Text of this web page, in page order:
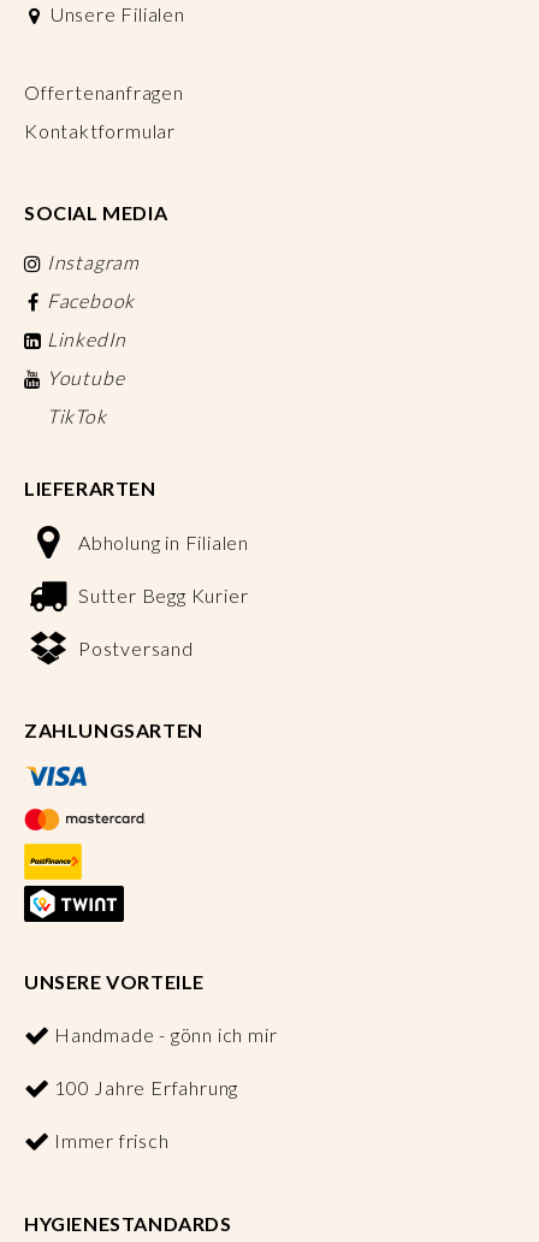
Unsere Filialen
Offertenanfragen
Kontaktformular
SOCIAL MEDIA
Instagram
Facebook
LinkedIn
Youtube
TikTok
LIEFERARTEN
Abholung in Filialen
Sutter Begg Kurier
Postversand
ZAHLUNGSARTEN
UNSERE VORTEILE
Handmade - gönn ich mir
100 Jahre Erfahrung
Immer frisch
HYGIENESTANDARDS